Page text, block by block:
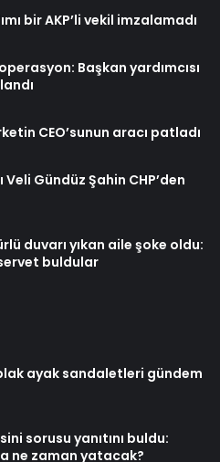
bir AKP’li vekil imzalamadı
Başkan yardımcısı
CEO’sunun aracı patladı
Gündüz Şahin CHP’den
duvarı yıkan aile şoke oldu:
buldular
ayak sandaletleri gündem
sorusu yanıtını buldu:
ne zaman yatacak?